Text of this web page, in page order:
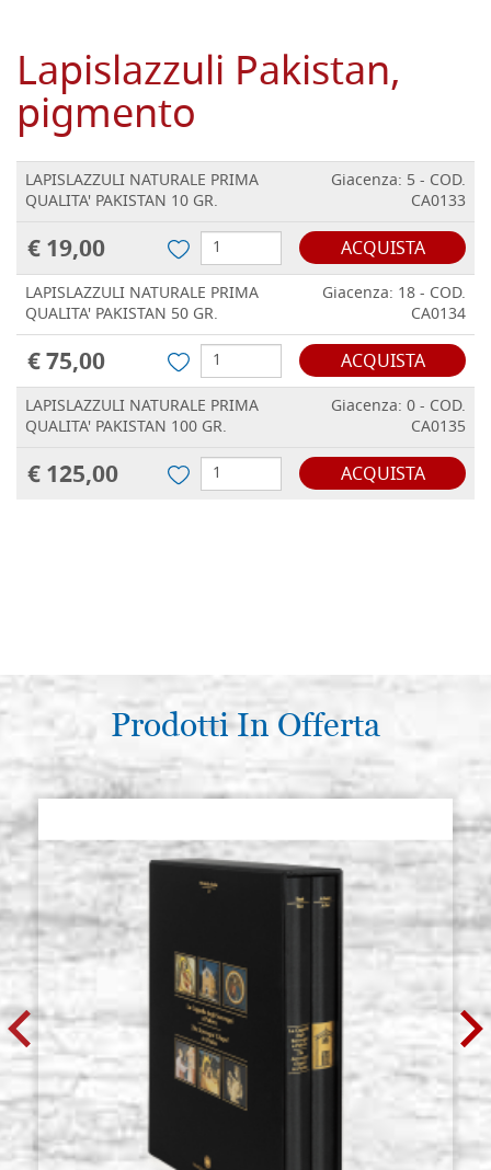
Lapislazzuli Pakistan,
pigmento
LAPISLAZZULI NATURALE PRIMA
QUALITA' PAKISTAN 10 GR.
Giacenza: 5 - COD.
CA0133
€ 19,00 ACQUISTA
LAPISLAZZULI NATURALE PRIMA
QUALITA' PAKISTAN 50 GR.
Giacenza: 18 - COD.
CA0134
€ 75,00 ACQUISTA
LAPISLAZZULI NATURALE PRIMA
QUALITA' PAKISTAN 100 GR.
Giacenza: 0 - COD.
CA0135
€ 125,00 ACQUISTA
Prodotti In Offerta